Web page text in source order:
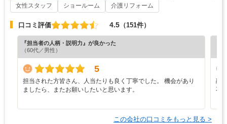
女性スタッフ
ショールーム 介護リフォーム
口コミ評価 4.5 （151件）
『担当者の人柄・説明力』が良かった
（60代／男性）
5
担当された方皆さん、人当たりも良く丁寧でした。 機会があり
ましたら、またお願いしたいと思います。
融
不
この会社の口コミをもっと見る >